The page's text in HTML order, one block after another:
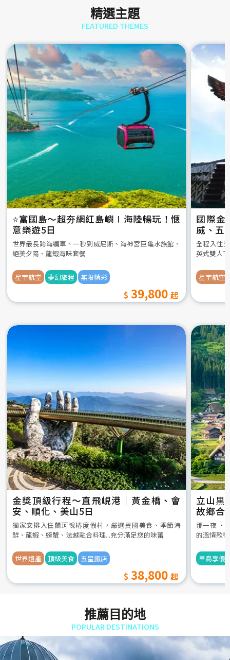
精選主題
FEATURED THEMES
⭐️富國島～超夯網紅島嶼∣海陸暢玩！愜
意樂遊5日
世界最長跨海纜車、一秒到威尼斯、海神宮巨龜水族館、
絕美夕陽、龍蝦海味套餐
星宇航空 夢幻旅程 無限精彩
39,800
國際金
威、五
全程入住
英式雙人
星宇航空
金獎頂級行程～直飛峴港｜黃金橋、會
安、順化、美山5日
獨家安排入住蘭珂悅椿度假村，嚴選異國美食、季節海
鮮、龍蝦、螃蟹、法越融合料理...充分滿足您的味蕾
世界遺產 頂級美食 五星飯店
38,800
立山黒
故鄉合
5日
那一夜 ‧
的溫情款
早鳥享優
推薦目的地
POPULAR DESTINATIONS